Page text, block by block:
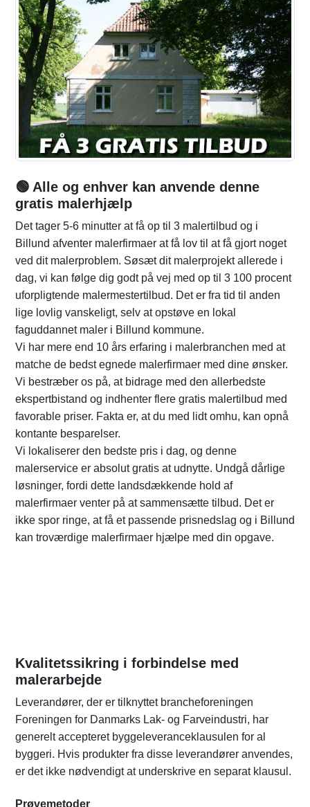
🟢 Alle og enhver kan anvende denne
gratis malerhjælp
Det tager 5-6 minutter at få op til 3 malertilbud og i
Billund afventer malerfirmaer at få lov til at få gjort noget
ved dit malerproblem. Søsæt dit malerprojekt allerede i
dag, vi kan følge dig godt på vej med op til 3 100 procent
uforpligtende malermestertilbud. Det er fra tid til anden
lige lovlig vanskeligt, selv at opstøve en lokal
faguddannet maler i Billund kommune.
Vi har mere end 10 års erfaring i malerbranchen med at
matche de bedst egnede malerfirmaer med dine ønsker.
Vi bestræber os på, at bidrage med den allerbedste
ekspertbistand og indhenter flere gratis malertilbud med
favorable priser. Fakta er, at du med lidt omhu, kan opnå
kontante besparelser.
Vi lokaliserer den bedste pris i dag, og denne
malerservice er absolut gratis at udnytte. Undgå dårlige
løsninger, fordi dette landsdækkende hold af
malerfirmaer venter på at sammensætte tilbud. Det er
ikke spor ringe, at få et passende prisnedslag og i Billund
kan troværdige malerfirmaer hjælpe med din opgave.
Kvalitetssikring i forbindelse med
malerarbejde
Leverandører, der er tilknyttet brancheforeningen
Foreningen for Danmarks Lak- og Farveindustri, har
generelt accepteret byggeleveranceklausulen for al
byggeri. Hvis produkter fra disse leverandører anvendes,
er det ikke nødvendigt at underskrive en separat klausul.
Prøvemetoder